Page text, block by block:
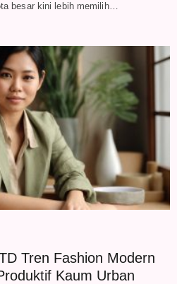
besar kini lebih memilih…
Tren Fashion Modern
Kaum Urban